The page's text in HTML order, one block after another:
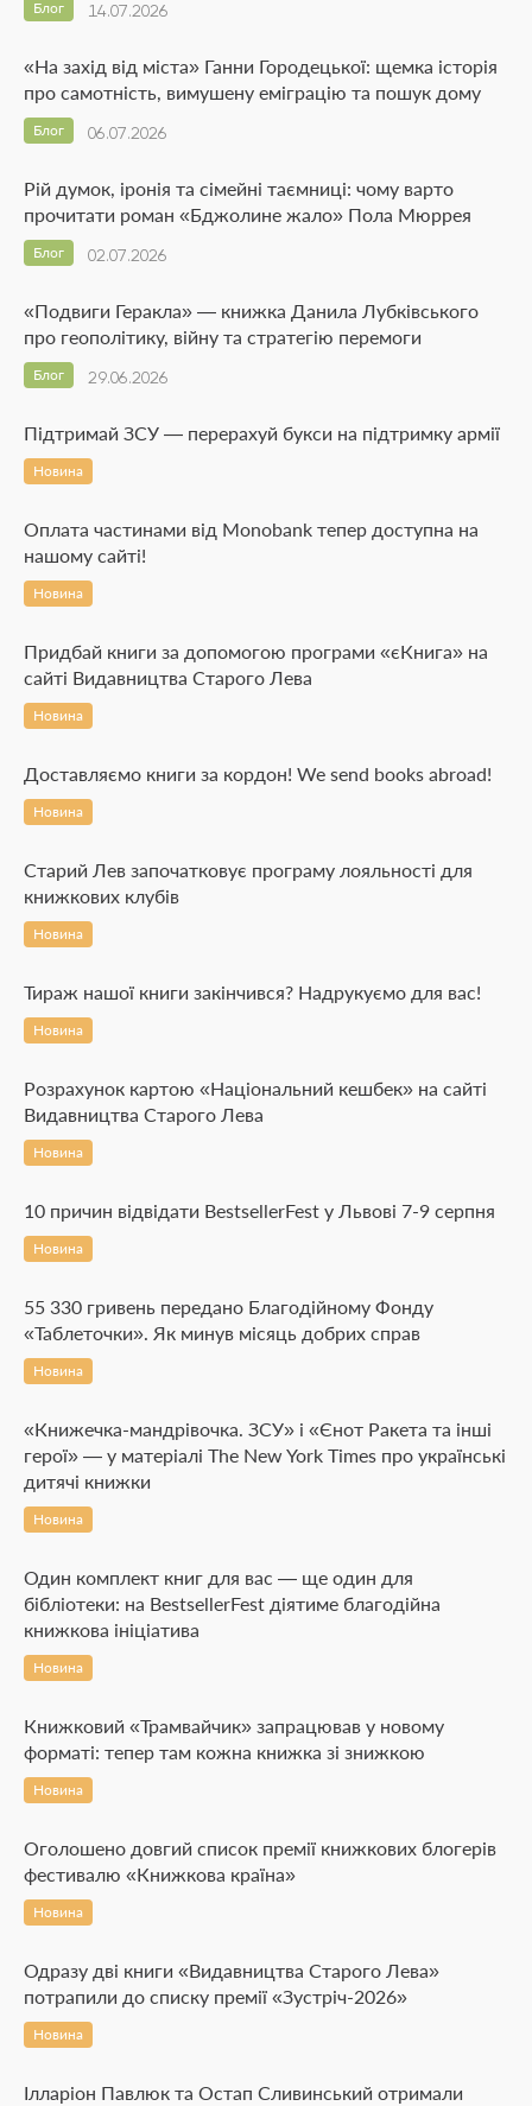
14.07.2026
Блог
«На захід від міста» Ганни Городецької: щемка історія
про самотність, вимушену еміграцію та пошук дому
06.07.2026
Блог
Рій думок, іронія та сімейні таємниці: чому варто
прочитати роман «Бджолине жало» Пола Мюррея
02.07.2026
Блог
«Подвиги Геракла» — книжка Данила Лубківського
про геополітику, війну та стратегію перемоги
29.06.2026
Блог
Підтримай ЗСУ — перерахуй букси на підтримку армії
Новина
Оплата частинами від Monobank тепер доступна на
нашому сайті!
Новина
Придбай книги за допомогою програми «єКнига» на
сайті Видавництва Старого Лева
Новина
Доставляємо книги за кордон! We send books abroad!
Новина
Старий Лев започатковує програму лояльності для
книжкових клубів
Новина
Тираж нашої книги закінчився? Надрукуємо для вас!
Новина
Розрахунок картою «Національний кешбек» на сайті
Видавництва Старого Лева
Новина
10 причин відвідати BestsellerFest у Львові 7-9 серпня
Новина
55 330 гривень передано Благодійному Фонду
«Таблеточки». Як минув місяць добрих справ
Новина
«Книжечка-мандрівочка. ЗСУ» і «Єнот Ракета та інші
герої» — у матеріалі The New York Times про українські
дитячі книжки
Новина
Один комплект книг для вас — ще один для
бібліотеки: на BestsellerFest діятиме благодійна
книжкова ініціатива
Новина
Книжковий «Трамвайчик» запрацював у новому
форматі: тепер там кожна книжка зі знижкою
Новина
Оголошено довгий список премії книжкових блогерів
фестивалю «Книжкова країна»
Новина
Одразу дві книги «Видавництва Старого Лева»
потрапили до списку премії «Зустріч-2026»
Новина
Ілларіон Павлюк та Остап Сливинський отримали